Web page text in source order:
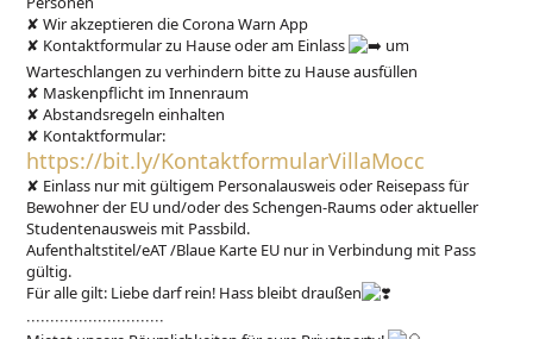
✘ Wir akzeptieren die Corona Warn App
✘ Kontaktformular zu Hause oder am Einlass
um
Warteschlangen zu verhindern bitte zu Hause ausfüllen
✘ Maskenpflicht im Innenraum
✘ Abstandsregeln einhalten
✘ Kontaktformular:
https://bit.ly/KontaktformularVillaMocc
✘ Einlass nur mit gültigem Personalausweis oder Reisepass für
Bewohner der EU und/oder des Schengen-Raums oder aktueller
Studentenausweis mit Passbild.
Aufenthaltstitel/eAT /Blaue Karte EU nur in Verbindung mit Pass
gültig.
Für alle gilt: Liebe darf rein! Hass bleibt draußen
∙∙∙∙∙∙∙∙∙∙∙∙∙∙∙∙∙∙∙∙∙∙∙∙∙∙∙∙∙